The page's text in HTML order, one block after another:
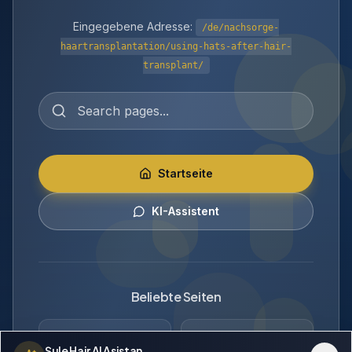
Eingegebene Adresse:
/de/nachsorge-
haartransplantation/using-hats-after-hair-
transplant/
Startseite
KI-Assistent
Beliebte Seiten